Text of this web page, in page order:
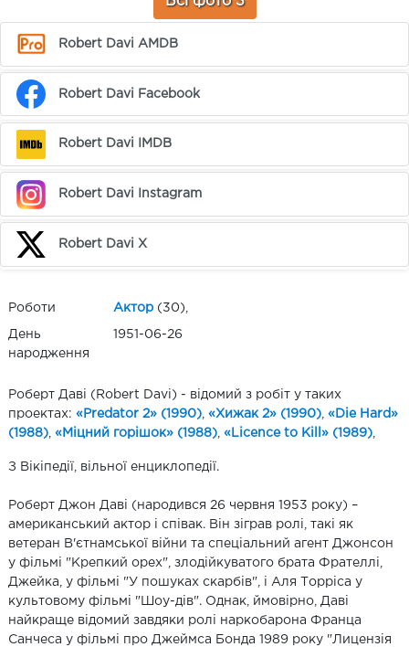
Robert Davi AMDB
Robert Davi Facebook
Robert Davi IMDB
Robert Davi Instagram
Robert Davi X
Роботи Актор (30),
День
народження
1951-06-26
Роберт Даві (Robert Davi) - відомий з робіт у таких
проектах: «Predator 2» (1990) «Хижак 2» (1990) «Die Hard»
(1988) «Міцний горішок» (1988) «Licence to Kill» (1989)
З Вікіпедії, вільної енциклопедії.
Роберт Джон Даві (народився 26 червня 1953 року) –
американський актор і співак. Він зіграв ролі, такі як
ветеран В'єтнамської війни та спеціальний агент Джонсон
у фільмі "Крепкий орех", злодійкуватого брата Фрателлі,
Джейка, у фільмі "У пошуках скарбів", і Аля Торріса у
культовому фільмі "Шоу-дів". Однак, ймовірно, Даві
найкраще відомий завдяки ролі наркобарона Франца
Санчеса у фільмі про Джеймса Бонда 1989 року "Лицензія